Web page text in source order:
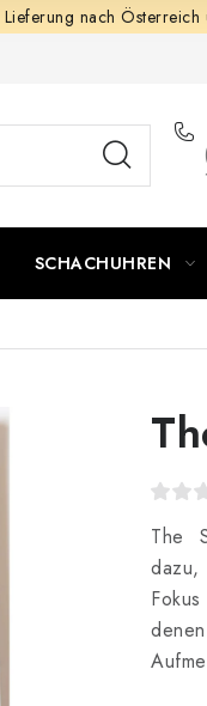
nach Österreich
SCHACHUHREN
The
dazu,